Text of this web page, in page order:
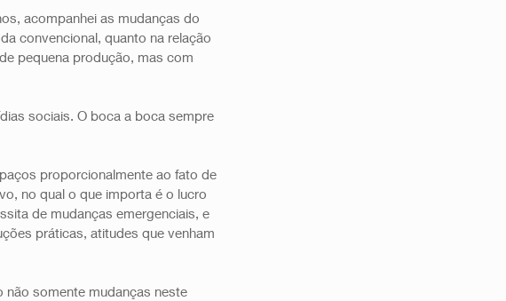
acompanhei as mudanças do
convencional, quanto na relação
pequena produção, mas com
sociais. O boca a boca sempre
proporcionalmente ao fato de
no qual o que importa é o lucro
de mudanças emergenciais, e
práticas, atitudes que venham
não somente mudanças neste